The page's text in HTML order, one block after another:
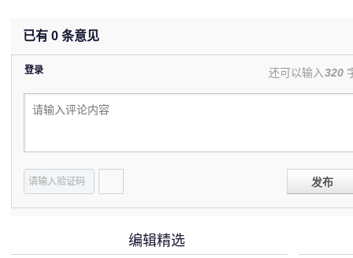
已有 0 条意见
登录 还可以输入320
发布
编辑精选